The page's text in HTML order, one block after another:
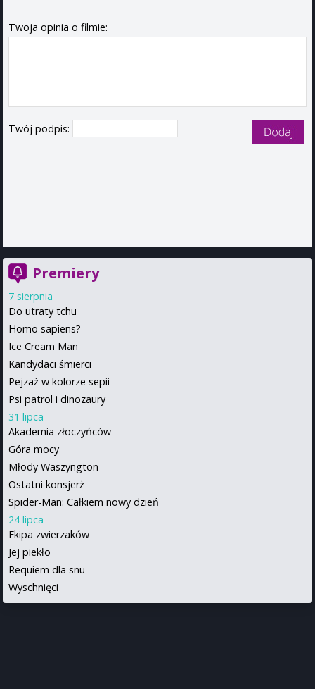
Twoja opinia o filmie:
Twój podpis:
Premiery
7 sierpnia
Do utraty tchu
Homo sapiens?
Ice Cream Man
Kandydaci śmierci
Pejzaż w kolorze sepii
Psi patrol i dinozaury
31 lipca
Akademia złoczyńców
Góra mocy
Młody Waszyngton
Ostatni konsjerż
Spider-Man: Całkiem nowy dzień
24 lipca
Ekipa zwierzaków
Jej piekło
Requiem dla snu
Wyschnięci